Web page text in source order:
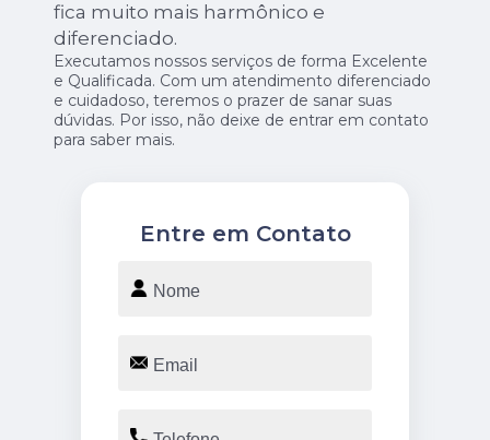
fica muito mais harmônico e
diferenciado.
Executamos nossos serviços de forma Excelente
e Qualificada. Com um atendimento diferenciado
e cuidadoso, teremos o prazer de sanar suas
dúvidas. Por isso, não deixe de entrar em contato
para saber mais.
Entre em Contato